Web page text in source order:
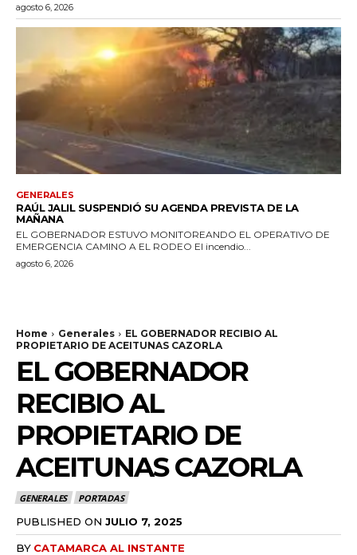
agosto 6, 2026
GENERALES
RAÚL JALIL SUSPENDIÓ SU AGENDA PREVISTA DE LA
MAÑANA
EL GOBERNADOR ESTUVO MONITOREANDO EL OPERATIVO DE
EMERGENCIA CAMINO A EL RODEO El incendio...
agosto 6, 2026